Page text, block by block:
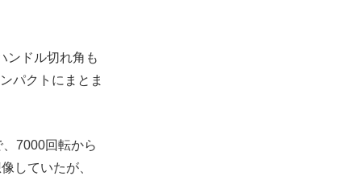
ンドル切れ角も
パクトにまとま
7000回転から
していたが、